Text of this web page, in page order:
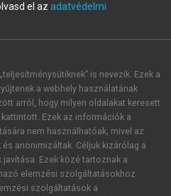
automatikusan
el az adatvédelmi
is nevezik. Ezek a
a webhely használatának
arról, hogy milyen oldalakat keresett
Ezek az információk a
nem használhatóak, mivel az
anonimizáltak. Céljuk kizárólag a
Ezek közé tartoznak a
elemzési szolgáltatásokhoz
szolgáltatások a